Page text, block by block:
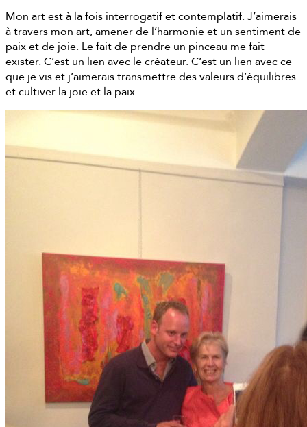
Mon art est à la fois interrogatif et contemplatif. J’aimerais
à travers mon art, amener de l’harmonie et un sentiment de
paix et de joie. Le fait de prendre un pinceau me fait
exister. C’est un lien avec le créateur. C’est un lien avec ce
que je vis et j’aimerais transmettre des valeurs d’équilibres
et cultiver la joie et la paix.